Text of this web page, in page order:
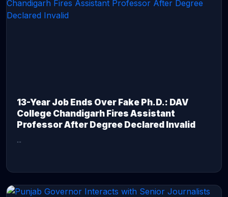
13-Year Job Ends Over Fake Ph.D.: DAV
College Chandigarh Fires Assistant
Professor After Degree Declared Invalid
...